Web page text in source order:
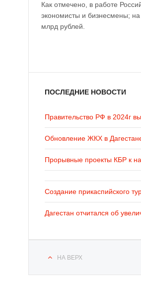
Как отмечено, в работе
экономисты и бизнесмены;
млрд рублей.
ПОСЛЕДНИЕ НОВОСТИ
Правительство РФ в 2024г
Обновление ЖКХ в
Прорывные проекты КБР к
Создание прикаспийского
Дагестан отчитался об
НА ВЕРХ